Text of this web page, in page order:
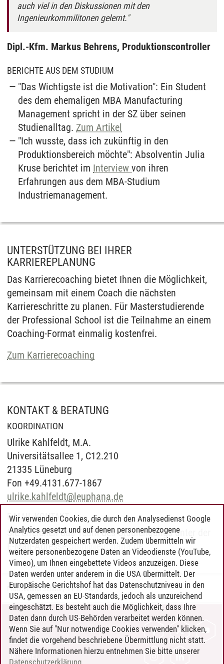
auch viel in den Diskussionen mit den
Ingenieurkommilitonen gelernt.
Dipl.-Kfm. Markus Behrens, Produktionscontroller
BERICHTE AUS DEM STUDIUM
"Das Wichtigste ist die Motivation": Ein Student
des dem ehemaligen MBA Manufacturing
Management spricht in der SZ über seinen
Studienalltag. Zum Artikel
"Ich wusste, dass ich zukünftig in den
Produktionsbereich möchte": Absolventin Julia
Kruse berichtet im Interviewvon ihren
Erfahrungen aus dem MBA-Studium
Industriemanagement.
UNTERSTÜTZUNG BEI IHRER
KARRIEREPLANUNG
Das Karrierecoaching bietet Ihnen die Möglichkeit,
gemeinsam mit einem Coach die nächsten
Karriereschritte zu planen. Für Masterstudierende
der Professional School ist die Teilnahme an einem
Coaching-Format einmalig kostenfrei.
Zum Karrierecoaching
KONTAKT & BERATUNG
KOORDINATION
Ulrike Kahlfeldt, M.A.
Universitätsallee 1, C12.210
21335 Lüneburg
Fon +49.4131.677-1867
ulrike.kahlfeldt@leuphana.de
E-MAIL-KONTAKT
Sie erreichen das Team des Studiengangs unter der
E-Mail-Adressedpm@leuphana.de
Professional School/11.12.2024
KONTAKT
LEUPHANA ALS ARBEITGEBER
INTRANET
Wir verwenden Cookies, die durch den Analysedienst Google
Analytics gesetzt und auf denen personenbezogene
Nutzerdaten gespeichert werden. Zudem übermitteln wir
weitere personenbezogene Daten an Videodienste (YouTube,
Vimeo), um Ihnen eingebettete Videos anzuzeigen. Diese
Daten werden unter anderem in die USA übermittelt. Der
Europäische Gerichtshof hat das Datenschutzniveau in den
USA, gemessen an EU-Standards, jedoch als unzureichend
eingeschätzt. Es besteht auch die Möglichkeit, dass Ihre
Daten dann durch US-Behörden verarbeitet werden können.
Wenn Sie auf "Nur notwendige Cookies verwenden" klicken,
findet die vorgehend beschriebene Übermittlung nicht statt.
Nähere Informationen hierzu entnehmen Sie bitte unserer
Datenschutzerklärung